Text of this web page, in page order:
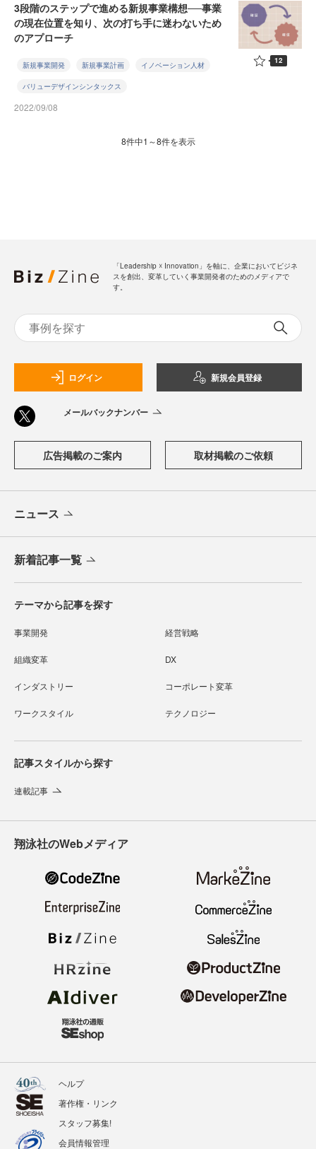
3段階のステップで進める新規事業構想──事業
の現在位置を知り、次の打ち手に迷わないため
のアプローチ
新規事業開発 新規事業計画 イノベーション人材
バリューデザインシンタックス
2022/09/08
12
8件中1～8件を表示
「Leadership ☓ Innovation」を軸に、企業においてビジネ
スを創出、変革していく事業開発者のためのメディアで
す。
ログイン 新規会員登録
メールバックナンバー
広告掲載のご案内 取材掲載のご依頼
ニュース
新着記事一覧
テーマから記事を探す
事業開発 経営戦略
組織変革 DX
インダストリー コーポレート変革
ワークスタイル テクノロジー
記事スタイルから探す
連載記事
翔泳社のWebメディア
ヘルプ
著作権・リンク
スタッフ募集!
会員情報管理